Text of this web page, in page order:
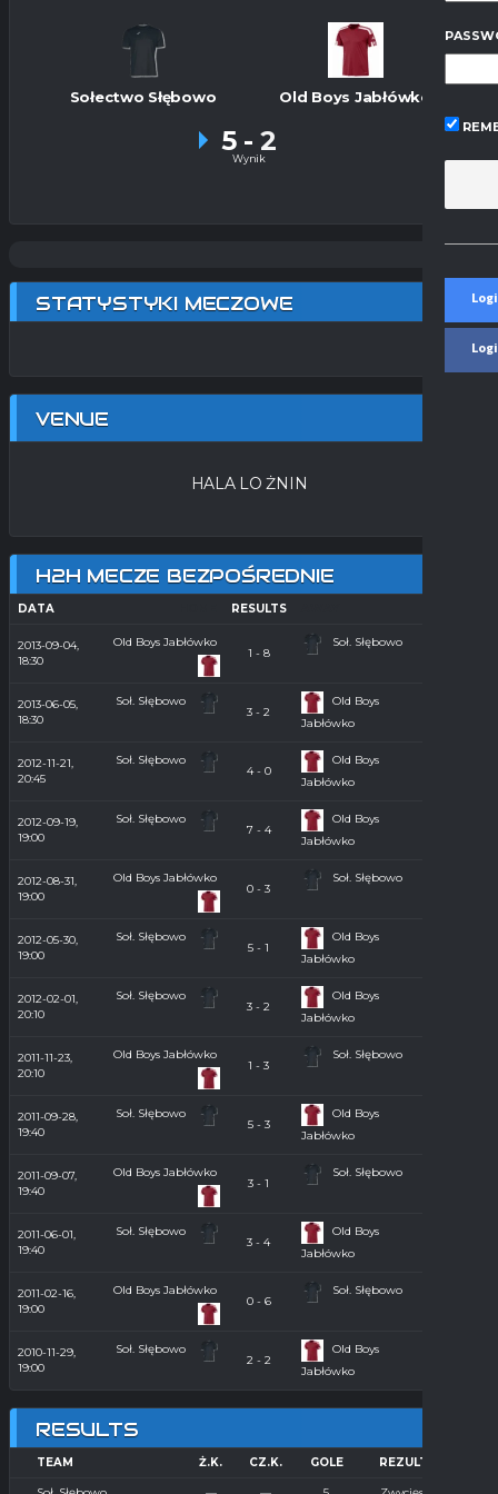
Sołectwo Słębowo Old Boys Jabłówko
5 - 2
Wynik
STATYSTYKI MECZOWE
VENUE
HALA LO ŻNIN
H2H MECZE BEZPOŚREDNIE
DATA RESULTS
2013-09-04,
18:30
Old Boys Jabłówko
1 - 8
Soł. Słębowo
2013-06-05,
18:30
Soł. Słębowo
3 - 2
Old Boys
Jabłówko
2012-11-21,
20:45
Soł. Słębowo
4 - 0
Old Boys
Jabłówko
2012-09-19,
19:00
Soł. Słębowo
7 - 4
Old Boys
Jabłówko
2012-08-31,
19:00
Old Boys Jabłówko
0 - 3
Soł. Słębowo
2012-05-30,
19:00
Soł. Słębowo
5 - 1
Old Boys
Jabłówko
2012-02-01,
20:10
Soł. Słębowo
3 - 2
Old Boys
Jabłówko
2011-11-23,
20:10
Old Boys Jabłówko
1 - 3
Soł. Słębowo
2011-09-28,
19:40
Soł. Słębowo
5 - 3
Old Boys
Jabłówko
2011-09-07,
19:40
Old Boys Jabłówko
3 - 1
Soł. Słębowo
2011-06-01,
19:40
Soł. Słębowo
3 - 4
Old Boys
Jabłówko
2011-02-16,
19:00
Old Boys Jabłówko
0 - 6
Soł. Słębowo
2010-11-29,
19:00
Soł. Słębowo
2 - 2
Old Boys
Jabłówko
RESULTS
TEAM Ż.K. CZ.K. GOLE REZULTAT